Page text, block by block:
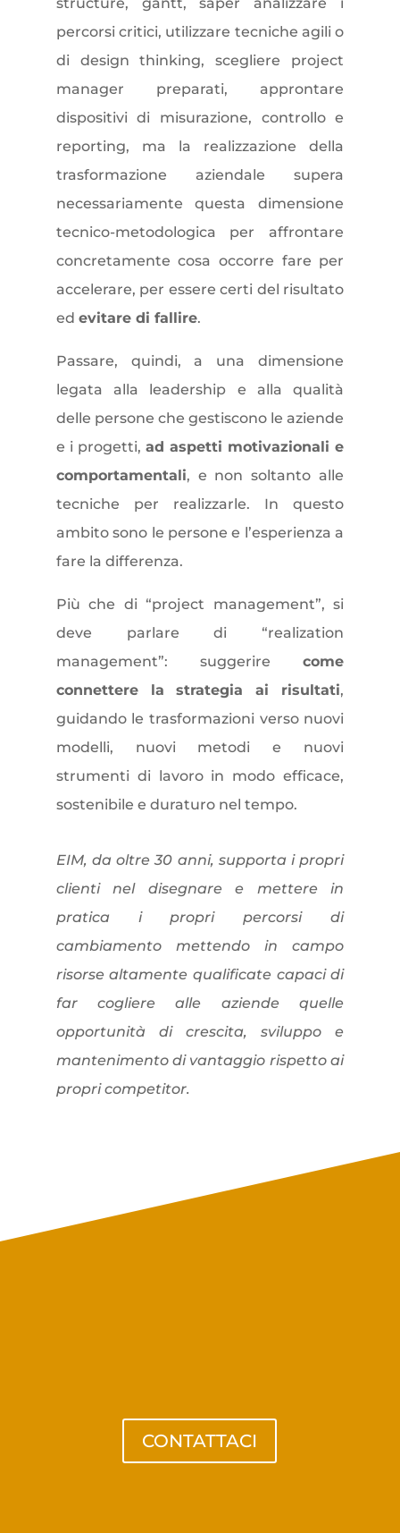
percorsi critici, utilizzare tecniche agili o
di design thinking, scegliere project
manager preparati, approntare
dispositivi di misurazione, controllo e
reporting, ma la realizzazione della
trasformazione aziendale supera
necessariamente questa dimensione
tecnico-metodologica per affrontare
concretamente cosa occorre fare per
accelerare, per essere certi del risultato
ed evitare di fallire.
Passare, quindi, a una dimensione
legata alla leadership e alla qualità
delle persone che gestiscono le aziende
e i progetti, ad aspetti motivazionali e
comportamentali, e non soltanto alle
tecniche per realizzarle. In questo
ambito sono le persone e l’esperienza a
fare la differenza.
Più che di “project management”, si
deve parlare di “realization
management”: suggerirecome
connettere la strategia ai risultati,
guidando le trasformazioni verso nuovi
modelli, nuovi metodi e nuovi
strumenti di lavoro in modo efficace,
sostenibile e duraturo nel tempo.
EIM, da oltre 30 anni, supporta i propri
clienti nel disegnare e mettere in
pratica i propri percorsi di
cambiamento mettendo in campo
risorse altamente qualificate capaci di
far cogliere alle aziende quelle
opportunità di crescita, sviluppo e
mantenimento di vantaggio rispetto ai
propri competitor.
CONTATTACI